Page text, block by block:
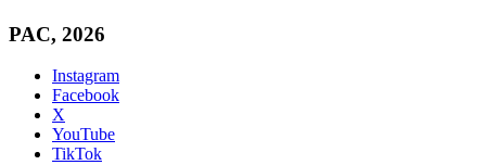
PAC, 2026
Instagram
Facebook
X
YouTube
TikTok